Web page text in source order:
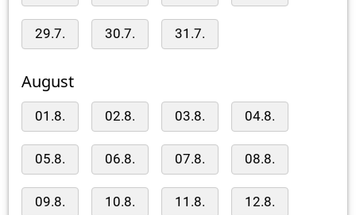
29.7. 30.7. 31.7.
August
01.8. 02.8. 03.8. 04.8.
05.8. 06.8. 07.8. 08.8.
09.8. 10.8. 11.8. 12.8.